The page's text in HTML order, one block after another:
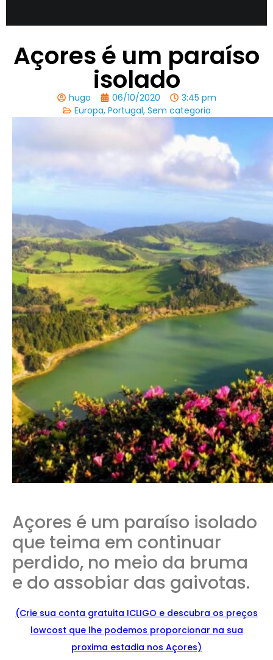
Açores é um paraíso
isolado
hugo 06/10/2020
3:45 pm
Europa, Portugal, Sem categoria
Açores é um paraíso isolado
que teima em continuar
perdido, no meio da bruma
e do assobiar das gaivotas.
(Crie sua conta gratuita ICLIGO e descubra os preços
lowcost que lhe podemos proporcionar na sua
proxima estadia nos Açores)